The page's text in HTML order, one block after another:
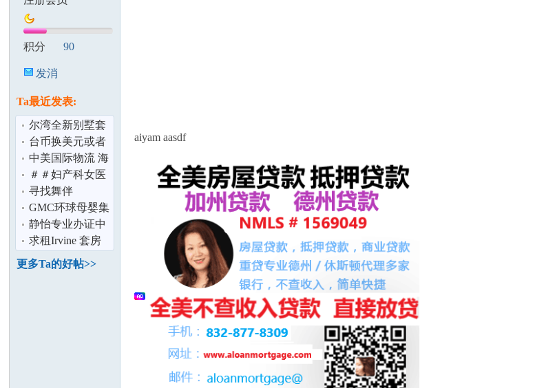
积分 90
发消
Ta最近发表:
尔湾全新别墅套
房出租
台币换美元或者
人民币,有人需要
台币吗 长期
中美国际物流 海
运 空运 卡车 清
关
＃＃妇产科女医
生＃＃ Dr Mehta
尔湾 全球
寻找舞伴
GMC环球母婴集
团产后修复 开奶
丶通乳丶回奶
静怡专业办证中
心
求租Irvine 套房
或House
更多Ta的好帖>>
aiyam aasdf